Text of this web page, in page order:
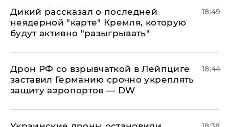
Дикий рассказал о последней
неядерной "карте" Кремля, которую
будут активно "разыгрывать"
18:49
​Дрон РФ со взрывчаткой в Лейпциге
заставил Германию срочно укреплять
защиту аэропортов — DW
18:44